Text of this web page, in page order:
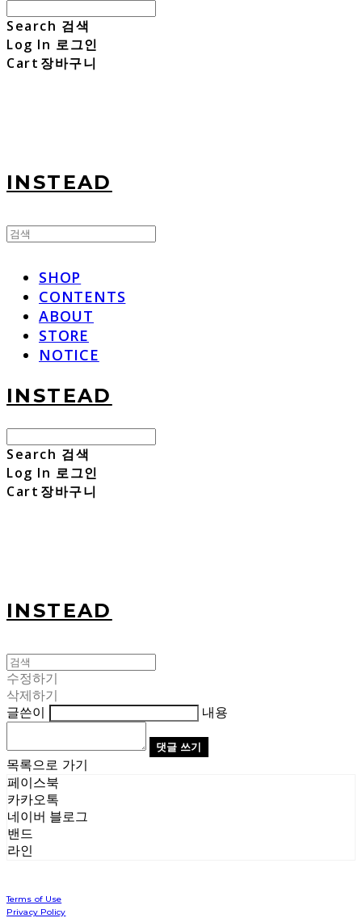
Search 검색
Log In 로그인
Cart 장바구니
INSTEAD
SHOP
CONTENTS
ABOUT
STORE
NOTICE
INSTEAD
Search 검색
Log In 로그인
Cart 장바구니
INSTEAD
수정하기
삭제하기
글쓴이
내용
댓글 쓰기
목록으로 가기
페이스북
카카오톡
네이버 블로그
밴드
라인
Terms of Use
Privacy Policy